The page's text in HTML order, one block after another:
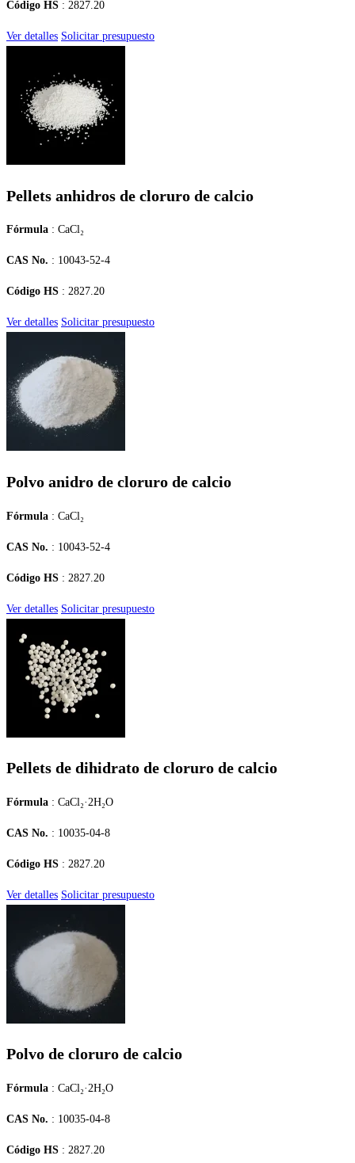
Código HS : 2827.20
Ver detalles Solicitar presupuesto
Pellets anhidros de cloruro de calcio
Fórmula : CaCl₂
CAS No. : 10043-52-4
Código HS : 2827.20
Ver detalles Solicitar presupuesto
Polvo anidro de cloruro de calcio
Fórmula : CaCl₂
CAS No. : 10043-52-4
Código HS : 2827.20
Ver detalles Solicitar presupuesto
Pellets de dihidrato de cloruro de calcio
Fórmula : CaCl₂·2H₂O
CAS No. : 10035-04-8
Código HS : 2827.20
Ver detalles Solicitar presupuesto
Polvo de cloruro de calcio
Fórmula : CaCl₂·2H₂O
CAS No. : 10035-04-8
Código HS : 2827.20